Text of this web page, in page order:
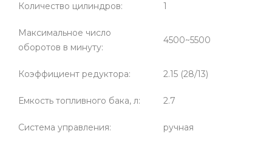
Количество цилиндров: 1
Максимальное число
оборотов в минуту:
4500~5500
Коэффициент редуктора: 2.15 (28/13)
Емкость топливного бака, л: 2.7
Система управления: ручная